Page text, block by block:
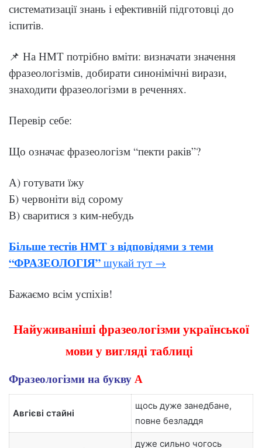
систематизації знань і ефективній підготовці до
іспитів.
📌 На НМТ потрібно вміти: визначати значення
фразеологізмів, добирати синонімічні вирази,
знаходити фразеологізми в реченнях.
Перевір себе:
Що означає фразеологізм “пекти раків”?
А) готувати їжу
Б) червоніти від сорому
В) сваритися з ким-небудь
Більше тестів НМТ з відповідями з теми
“ФРАЗЕОЛОГІЯ” шукай тут →
Бажаємо всім успіхів!
Найуживаніші фразеологізми української
мови у вигляді таблиці
Фразеологізми на буквуА
Авгієві стайні
щось дуже занедбане,
повне безладдя
дуже сильно чогось